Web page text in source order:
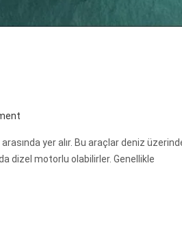
yer alır. Bu araçlar deniz
dizel motorlu olabilirler. Genellikle